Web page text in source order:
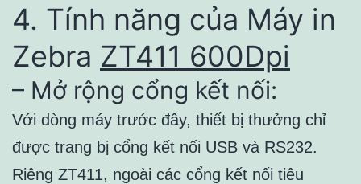
4. Tính năng của Máy in
Zebra ZT411 600Dpi
– Mở rộng cổng kết nối:
Với dòng máy trước đây, thiết bị thưởng chỉ
được trang bị cổng kết nối USB và RS232.
Riêng ZT411, ngoài các cổng kết nối tiêu